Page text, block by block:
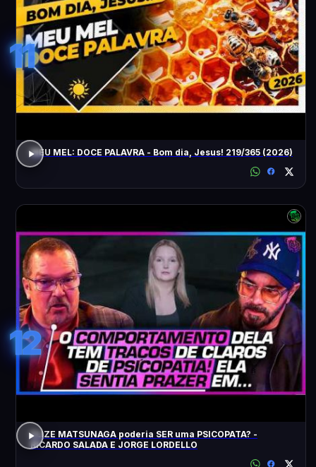
11
MEU MEL: DOCE PALAVRA - Bom dia, Jesus! 219/365 (2026)
12
ELIZE MATSUNAGA poderia SER uma PSICOPATA? -
RICARDO SALADA E JORGE LORDELLO